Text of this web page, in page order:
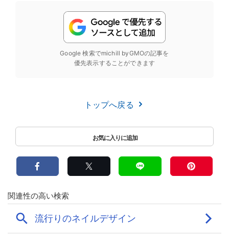
Google 検索でmichill byGMOの記事を
優先表示することができます
トップへ戻る